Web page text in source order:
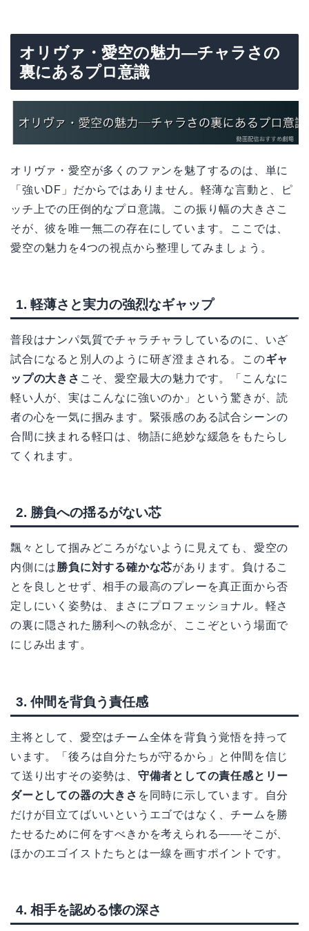
オリヴァ・愛空の魅力—チャラさの
裏にあるプロ意識
オリヴァ・愛空が多くのファンを魅了するのは、単に
「強いDF」だからではありません。軽薄な言動と、ピ
ッチ上での圧倒的なプロ意識。この振り幅の大きさこ
そが、彼を唯一無二の存在にしています。ここでは、
愛空の魅力を4つの視点から整理してみましょう。
1. 軽薄さと実力の強烈なギャップ
普段はナンパ気質でチャラチャラしているのに、いざ
試合になると別人のように研ぎ澄まされる。このギャ
ップの大きさ こそ、愛空最大の魅力です。「こんなに
軽い人が、実はこんなに強いのか」という驚きが、読
者の心を一気に掴みます。緊張感のある試合シーンの
合間に挟まれる軽口は、物語に絶妙な緩急をもたらし
てくれます。
2. 勝負への揺るがない芯
飄々として掴みどころがないように見えても、愛空の
内側には勝負に対する確かな芯があります。負けるこ
とを良しとせず、相手の最高のプレーを真正面から否
定しにいく姿勢は、まさにプロフェッショナル。軽さ
の裏に隠された勝利への執念が、ここぞという場面で
にじみ出ます。
3. 仲間を背負う責任感
主将として、愛空はチーム全体を背負う覚悟を持って
います。「後ろは自分たちが守るから」と仲間を信じ
て送り出すその姿勢は、 守備者としての責任感とリー
ダーとしての器の大きさ を同時に示しています。自分
だけが目立てばいいというエゴではなく、チームを勝
たせるために何をすべきかを考えられる——そこが、
ほかのエゴイストたちとは一線を画すポイントです。
4. 相手を認める懐の深さ